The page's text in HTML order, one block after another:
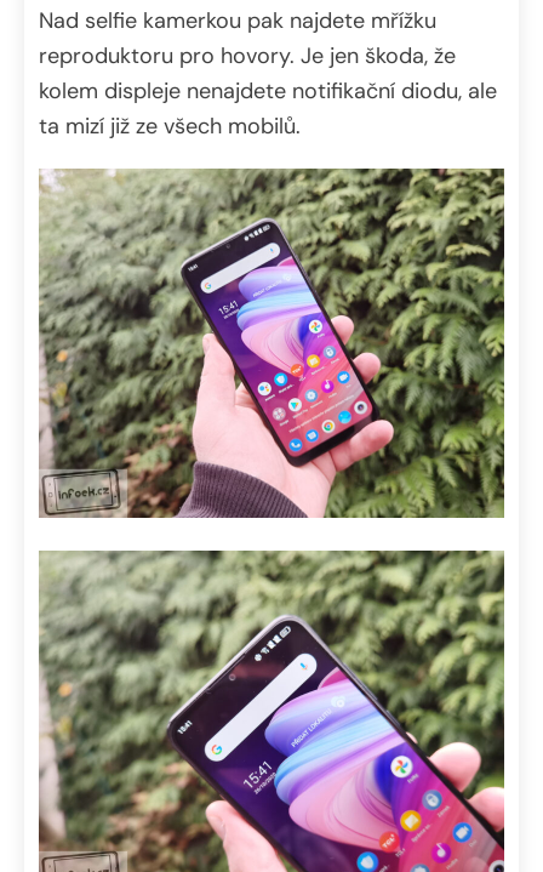
Nad selfie kamerkou pak najdete mřížku
reproduktoru pro hovory. Je jen škoda, že
kolem displeje nenajdete notifikační diodu, ale
ta mizí již ze všech mobilů.